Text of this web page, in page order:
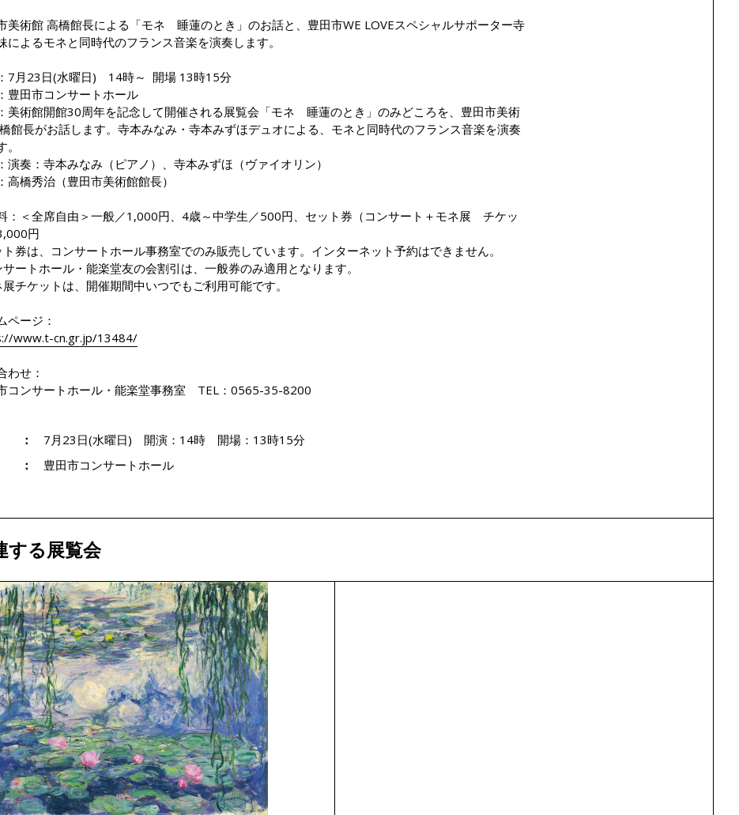
美術館 高橋館長による「モネ 睡蓮のとき」のお話と、豊田市WE LOVEスペシャルサポーター寺
によるモネと同時代のフランス音楽を演奏します。
7月23日(水曜日) 14時～ 開場 13時15分
豊田市コンサートホール
美術館開館30周年を記念して開催される展覧会「モネ 睡蓮のとき」のみどころを、豊田市美術
館長がお話します。寺本みなみ・寺本みずほデュオによる、モネと同時代のフランス音楽を演奏
演奏：寺本みなみ（ピアノ）、寺本みずほ（ヴァイオリン）
高橋秀治（豊田市美術館館長）
：＜全席自由＞一般／1,000円、4歳～中学生／500円、セット券（コンサート＋モネ展 チケッ
円
券は、コンサートホール事務室でのみ販売しています。インターネット予約はできません。
ートホール・能楽堂友の会割引は、一般券のみ適用となります。
チケットは、開催期間中いつでもご利用可能です。
ページ：
www.t-cn.gr.jp/13484/
わせ：
コンサートホール・能楽堂事務室 TEL：0565-35-8200
：
7月23日(水曜日) 開演：14時 開場：13時15分
：
豊田市コンサートホール
する展覧会